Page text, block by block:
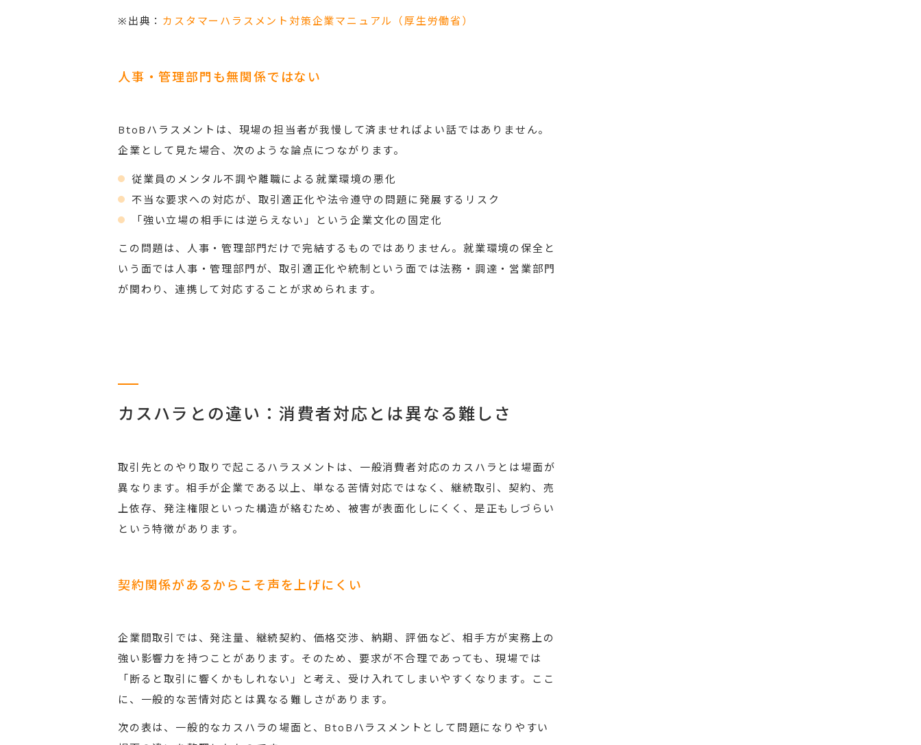
※出典： カスタマーハラスメント対策企業マニュアル（厚生労働省）
人事・管理部門も無関係ではない
BtoBハラスメントは、現場の担当者が我慢して済ませればよい話ではありません。
企業として見た場合、次のような論点につながります。
従業員のメンタル不調や離職による就業環境の悪化
不当な要求への対応が、取引適正化や法令遵守の問題に発展するリスク
「強い立場の相手には逆らえない」という企業文化の固定化
この問題は、人事・管理部門だけで完結するものではありません。就業環境の保全と
いう面では人事・管理部門が、取引適正化や統制という面では法務・調達・営業部門
が関わり、連携して対応することが求められます。
カスハラとの違い：消費者対応とは異なる難しさ
取引先とのやり取りで起こるハラスメントは、一般消費者対応のカスハラとは場面が
異なります。相手が企業である以上、単なる苦情対応ではなく、継続取引、契約、売
上依存、発注権限といった構造が絡むため、被害が表面化しにくく、是正もしづらい
という特徴があります。
契約関係があるからこそ声を上げにくい
企業間取引では、発注量、継続契約、価格交渉、納期、評価など、相手方が実務上の
強い影響力を持つことがあります。そのため、要求が不合理であっても、現場では
「断ると取引に響くかもしれない」と考え、受け入れてしまいやすくなります。ここ
に、一般的な苦情対応とは異なる難しさがあります。
次の表は、一般的なカスハラの場面と、BtoBハラスメントとして問題になりやすい